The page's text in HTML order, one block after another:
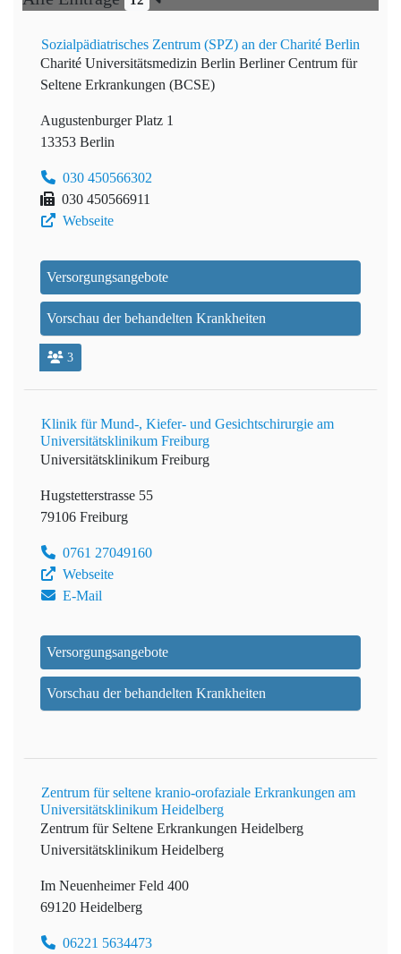
Sozialpädiatrisches Zentrum (SPZ) an der Charité Berlin
Charité Universitätsmedizin Berlin Berliner Centrum für
Seltene Erkrankungen (BCSE)
Augustenburger Platz 1
13353 Berlin
030 450566302
030 450566911
Webseite
Versorgungsangebote
Vorschau der behandelten Krankheiten
3
Klinik für Mund-, Kiefer- und Gesichtschirurgie am
Universitätsklinikum Freiburg
Universitätsklinikum Freiburg
Hugstetterstrasse 55
79106 Freiburg
0761 27049160
Webseite
E-Mail
Versorgungsangebote
Vorschau der behandelten Krankheiten
Zentrum für seltene kranio-orofaziale Erkrankungen am
Universitätsklinikum Heidelberg
Zentrum für Seltene Erkrankungen Heidelberg
Universitätsklinikum Heidelberg
Im Neuenheimer Feld 400
69120 Heidelberg
06221 5634473